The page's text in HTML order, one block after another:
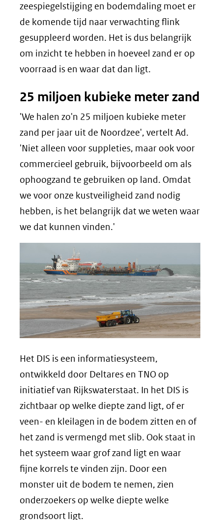
zeespiegelstijging en bodemdaling moet er
de komende tijd naar verwachting flink
gesuppleerd worden. Het is dus belangrijk
om inzicht te hebben in hoeveel zand er op
voorraad is en waar dat dan ligt.
25 miljoen kubieke meter zand
'We halen zo'n 25 miljoen kubieke meter
zand per jaar uit de Noordzee', vertelt Ad.
'Niet alleen voor suppleties, maar ook voor
commercieel gebruik, bijvoorbeeld om als
ophoogzand te gebruiken op land. Omdat
we voor onze kustveiligheid zand nodig
hebben, is het belangrijk dat we weten waar
we dat kunnen vinden.'
Het DIS is een informatiesysteem,
ontwikkeld door Deltares en TNO op
initiatief van Rijkswaterstaat. In het DIS is
zichtbaar op welke diepte zand ligt, of er
veen- en kleilagen in de bodem zitten en of
het zand is vermengd met slib. Ook staat in
het systeem waar grof zand ligt en waar
fijne korrels te vinden zijn. Door een
monster uit de bodem te nemen, zien
onderzoekers op welke diepte welke
grondsoort ligt.